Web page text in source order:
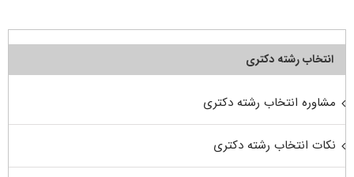
انتخاب رشته دکتری
مشاوره انتخاب رشته دکتری
نکات انتخاب رشته دکتری